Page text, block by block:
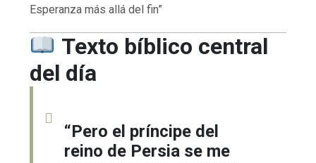
Esperanza más allá del fin”
Texto bíblico central
del día
“Pero el príncipe del
reino de Persia se me